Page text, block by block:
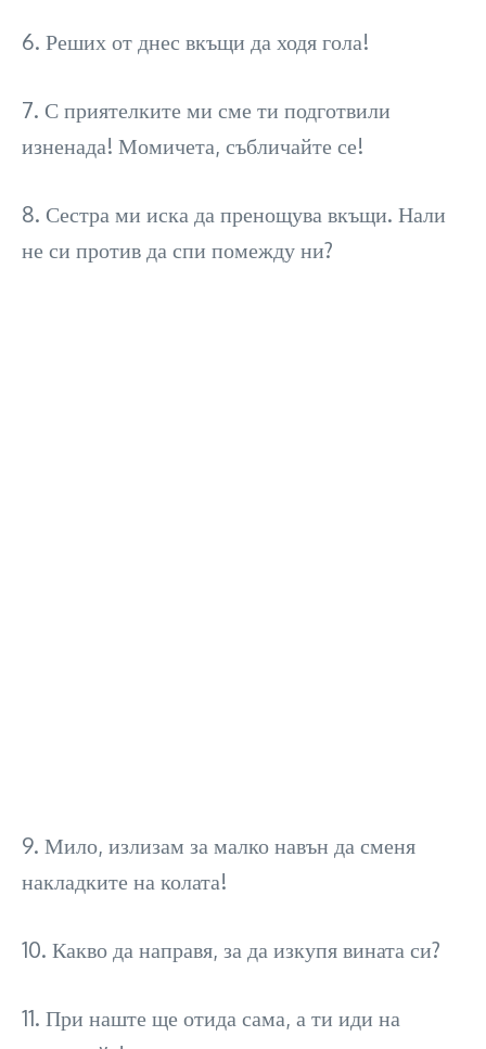
6. Реших от днес вкъщи да ходя гола!
7. С приятелките ми сме ти подготвили
изненада! Момичета, събличайте се!
8. Сестра ми иска да пренощува вкъщи. Нали
не си против да спи помежду ни?
9. Мило, излизам за малко навън да сменя
накладките на колата!
10. Какво да направя, за да изкупя вината си?
11. При наште ще отида сама, а ти иди на